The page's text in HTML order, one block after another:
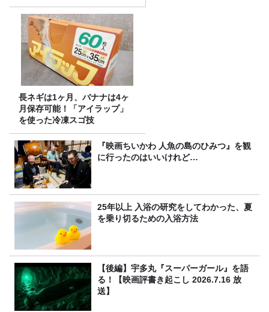
長ネギは1ヶ月、バナナは4ヶ
月保存可能！「アイラップ」
を使った冷凍スゴ技
『映画ちいかわ 人魚の島のひみつ』を観
に行ったのはいいけれど…
25年以上 入浴の研究をしてわかった、夏
を乗り切るための入浴方法
【後編】宇多丸『スーパーガール』を語
る！【映画評書き起こし 2026.7.16 放
送】